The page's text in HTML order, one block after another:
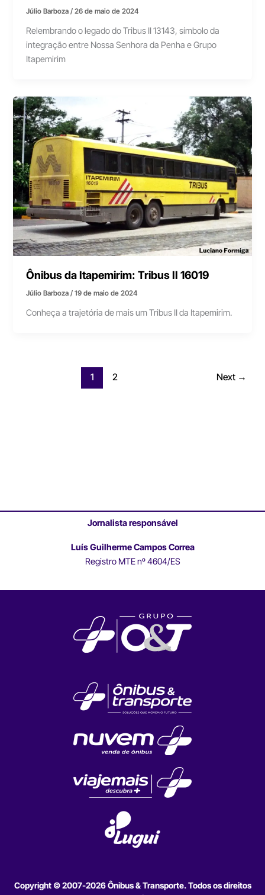
Júlio Barboza/26 de maio de 2024
Relembrando o legado do Tribus II 13143, símbolo da
integração entre Nossa Senhora da Penha e Grupo
Itapemirim
Ônibus da Itapemirim: Tribus II 16019
Júlio Barboza/19 de maio de 2024
Conheça a trajetória de mais um Tribus II da Itapemirim.
1 2 Next →
Jornalista responsável
Luís Guilherme Campos Correa
Registro MTE nº 4604/ES
Copyright © 2007-2026 Ônibus & Transporte. Todos os direitos